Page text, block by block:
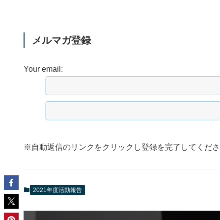
メルマガ登録
Your email:
※自動返信のリンクをクリックし登録を完了してくだ
2021年度活動報告